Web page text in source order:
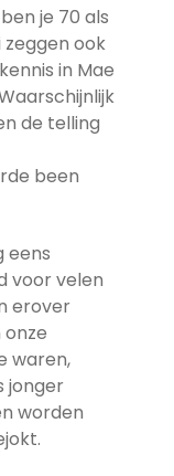
je 70 als
zeggen ook
in Mae
de telling
been
eens
voor velen
erover
onze
waren,
jonger
worden